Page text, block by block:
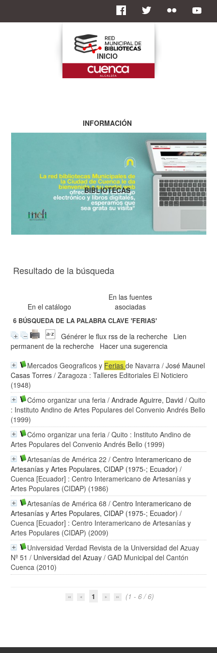
Resultado de la búsqueda
En el catálogo
En las fuentes
asociadas
6 BÚSQUEDA DE LA PALABRA CLAVE'FERIAS'
Générer le flux rss de la recherche
Lien
permanent de la recherche
Hacer una sugerencia
Mercados Geograficos y Feriasde Navarra /José Maunel
Casas Torres / Zaragoza : Talleres Editoriales El Noticiero
(1948)
Cómo organizar una feria /Andrade Aguirre, David / Quito
: Instituto Andino de Artes Populares del Convenio Andrés Bello
(1999)
Cómo organizar una feria / Quito : Instituto Andino de
Artes Populares del Convenio Andrés Bello (1999)
Artesanías de América 22 /Centro Interamericano de
Artesanías y Artes Populares, CIDAP (1975-; Ecuador) /
Cuenca [Ecuador] : Centro Interamericano de Artesanías y
Artes Populares (CIDAP) (1986)
Artesanías de América 68 /Centro Interamericano de
Artesanías y Artes Populares, CIDAP (1975-; Ecuador) /
Cuenca [Ecuador] : Centro Interamericano de Artesanías y
Artes Populares (CIDAP) (2009)
Universidad Verdad Revista de la Universidad del Azuay
Nº 51 / Universidad del Azuay / GAD Municipal del Cantón
Cuenca (2010)
1 (1 - 6 / 6)
INICIO
INFORMACIÓN
BIBLIOTECAS